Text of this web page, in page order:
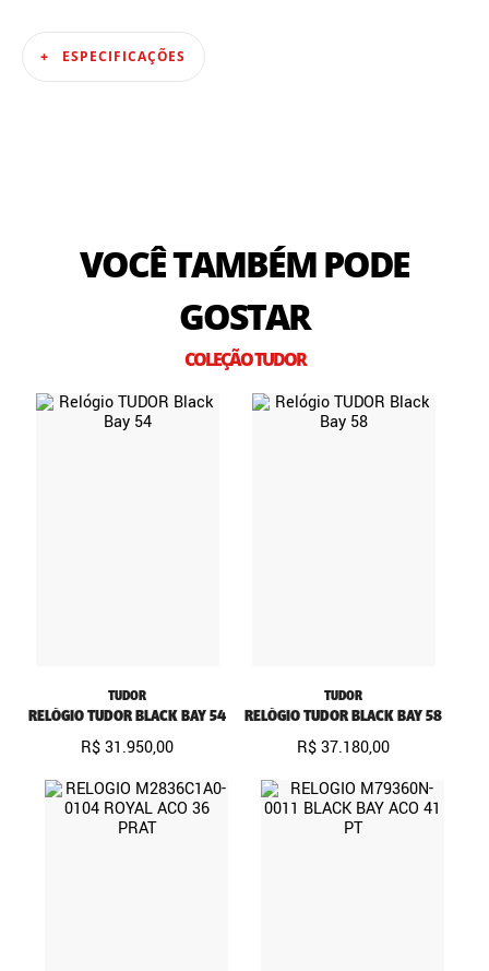
ESPECIFICAÇÕES
VOCÊ TAMBÉM PODE
GOSTAR
COLEÇÃO TUDOR
TUDOR
RELÓGIO TUDOR BLACK BAY 54
R$31.950,00
TUDOR
RELÓGIO TUDOR BLACK BAY 58
R$37.180,00